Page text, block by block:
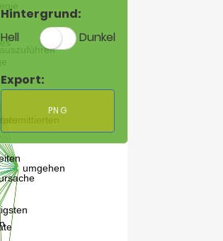
Hintergrund:
Hell
Dunkel
Export:
PNG